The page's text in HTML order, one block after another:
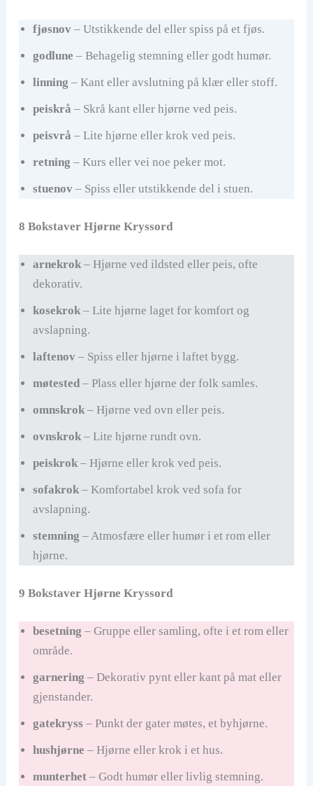
fjøsnov– Utstikkende del eller spiss på et fjøs.
godlune – Behagelig stemning eller godt humør.
linning – Kant eller avslutning på klær eller stoff.
peiskrå – Skrå kant eller hjørne ved peis.
peisvrå – Lite hjørne eller krok ved peis.
retning – Kurs eller vei noe peker mot.
stuenov– Spiss eller utstikkende del i stuen.
8 Bokstaver Hjørne Kryssord
arnekrok– Hjørne ved ildsted eller peis, ofte
dekorativ.
kosekrok– Lite hjørne laget for komfort og
avslapning.
laftenov– Spiss eller hjørne i laftet bygg.
møtested– Plass eller hjørne der folk samles.
omnskrok– Hjørne ved ovn eller peis.
ovnskrok– Lite hjørne rundt ovn.
peiskrok– Hjørne eller krok ved peis.
sofakrok– Komfortabel krok ved sofa for
avslapning.
stemning – Atmosfære eller humør i et rom eller
hjørne.
9 Bokstaver Hjørne Kryssord
besetning – Gruppe eller samling, ofte i et rom eller
område.
garnering – Dekorativ pynt eller kant på mat eller
gjenstander.
gatekryss – Punkt der gater møtes, et byhjørne.
hushjørne – Hjørne eller krok i et hus.
munterhet– Godt humør eller livlig stemning.